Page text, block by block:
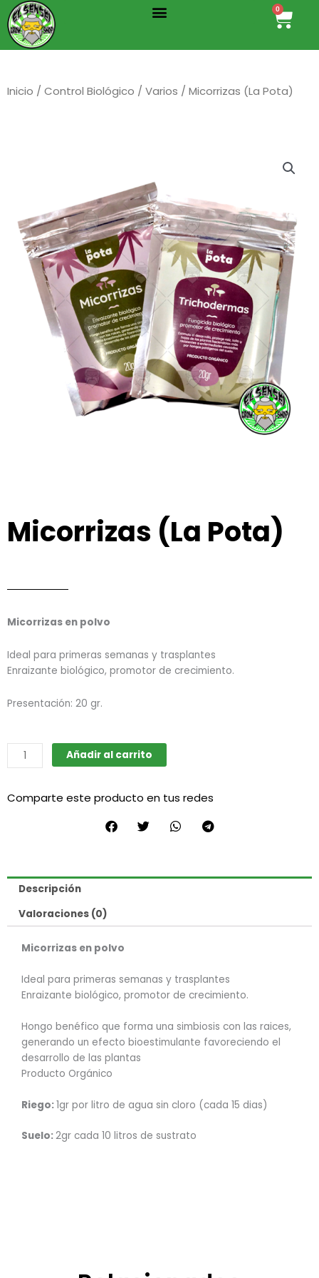
al
contenido
Menu 0
Cart
Inicio / Control Biológico / Varios / Micorrizas (La Pota)
Micorrizas (La Pota)
Micorrizas en polvo
Ideal para primeras semanas y trasplantes
Enraizante biológico, promotor de crecimiento.
Presentación: 20 gr.
Micorrizas
(La
cantidad
Añadir al carrito
Comparte este producto en tus redes
Descripción
Valoraciones (0)
Micorrizas en polvo
Ideal para primeras semanas y trasplantes
Enraizante biológico, promotor de crecimiento.
Hongo benéfico que forma una simbiosis con las raices,
generando un efecto bioestimulante favoreciendo el
desarrollo de las plantas
Producto Orgánico
Riego:1gr por litro de agua sin cloro (cada 15 dias)
Suelo:2gr cada 10 litros de sustrato